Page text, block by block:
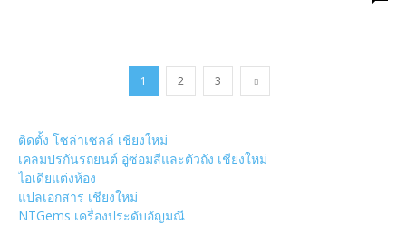
1 2 3
ติดตั้ง โซล่าเซลล์ เชียงใหม่
เคลมปรกันรถยนต์ อู่ซ่อมสีและตัวถัง เชียงใหม่
ไอเดียแต่งห้อง
แปลเอกสาร เชียงใหม่
NTGems เครื่องประดับอัญมณี